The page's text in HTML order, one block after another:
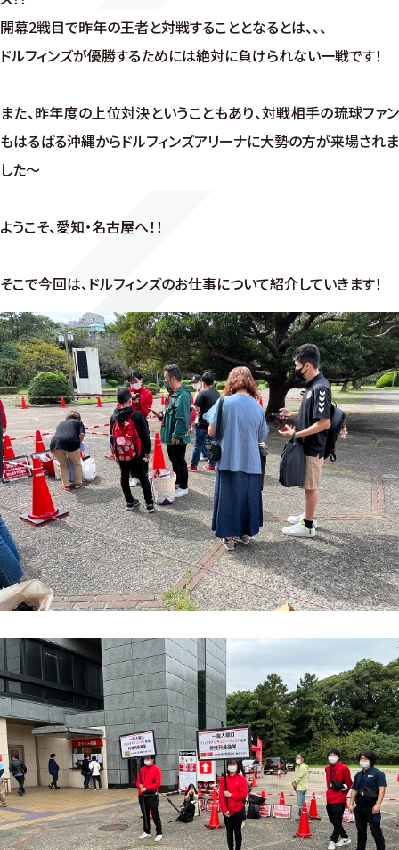
開幕2戦目で昨年の王者と対戦することとなるとは、、、
ドルフィンズが優勝するためには絶対に負けられない一戦です！
また、昨年度の上位対決ということもあり、対戦相手の琉球ファン
もはるばる沖縄からドルフィンズアリーナに大勢の方が来場されま
した～
ようこそ、愛知・名古屋へ！！
そこで今回は、ドルフィンズのお仕事について紹介していきます！